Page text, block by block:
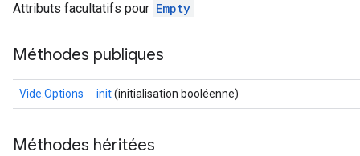
Attributs facultatifs pour Empty
Méthodes publiques
Vide.Options init(initialisation booléenne)
Méthodes héritées